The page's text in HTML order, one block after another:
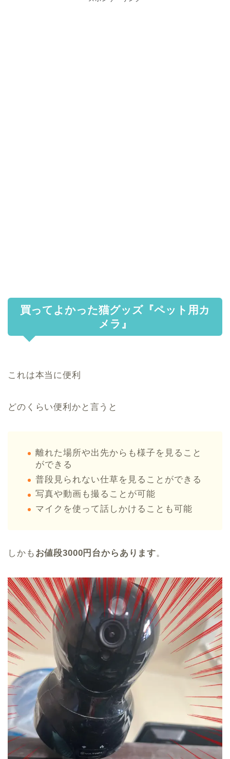
買ってよかった猫グッズ『ペット用カ
メラ』
これは本当に便利
どのくらい便利かと言うと
離れた場所や出先からも様子を見ること
ができる
普段見られない仕草を見ることができる
写真や動画も撮ることが可能
マイクを使って話しかけることも可能
しかも お値段3000円台からあります。